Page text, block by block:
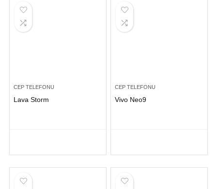
CEP TELEFONU
Lava Storm
CEP TELEFONU
Vivo Neo9